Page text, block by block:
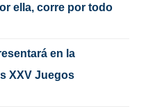
ella, corre por todo
en la
XXV Juegos